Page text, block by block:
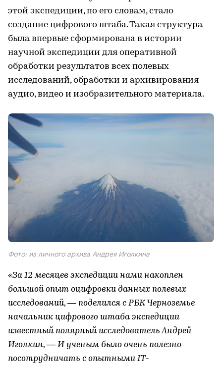
этой экспедиции, по его словам, стало
создание цифрового штаба. Такая структура
была впервые сформирована в истории
научной экспедиции для оперативной
обработки результатов всех полевых
исследований, обработки и архивирования
аудио, видео и изобразительного материала.
Фото: из личного архива Андрея Иголкина
«За 12 месяцев экспедиции нами накоплен
большой опыт оцифровки данных полевых
исследований, — поделился с РБК Черноземье
начальник цифрового штаба экспедиции
известный полярный исследователь Андрей
Иголкин, — И ученым было очень полезно
посотрудничать с опытными IT-